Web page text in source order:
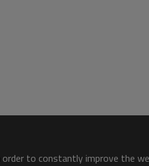
order to constantly improve the